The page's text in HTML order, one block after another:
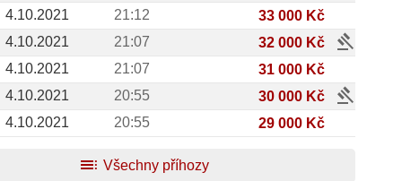
4.10.2021
21:12
33 000 Kč
4.10.2021
21:07 32 000 Kč gavel
4.10.2021 21:07
31 000 Kč
4.10.2021
20:55 30 000 Kč gavel
4.10.2021 20:55 29 000 Kč
toc Všechny příhozy